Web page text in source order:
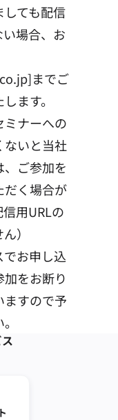
ても配信
場合、お
までご
ます。
ナーへの
いと当社
ご参加を
だく場合が
用URLの
）
お申し込
をお断り
ますので予